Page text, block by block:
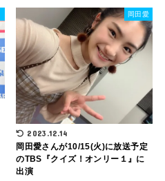
岡田愛
2023.12.14
岡田愛さんが10/15(火)に放送予定
のTBS『クイズ！オンリー１』に
出演